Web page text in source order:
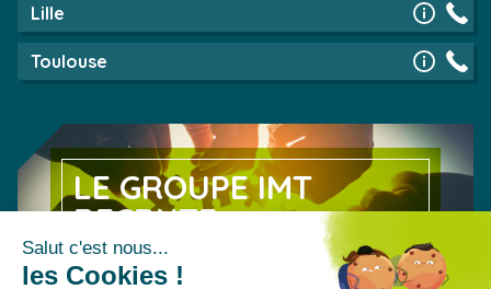
Lille
Toulouse
LE GROUPE IMT
RECRUTE
Découvrez nos offres d’emploi